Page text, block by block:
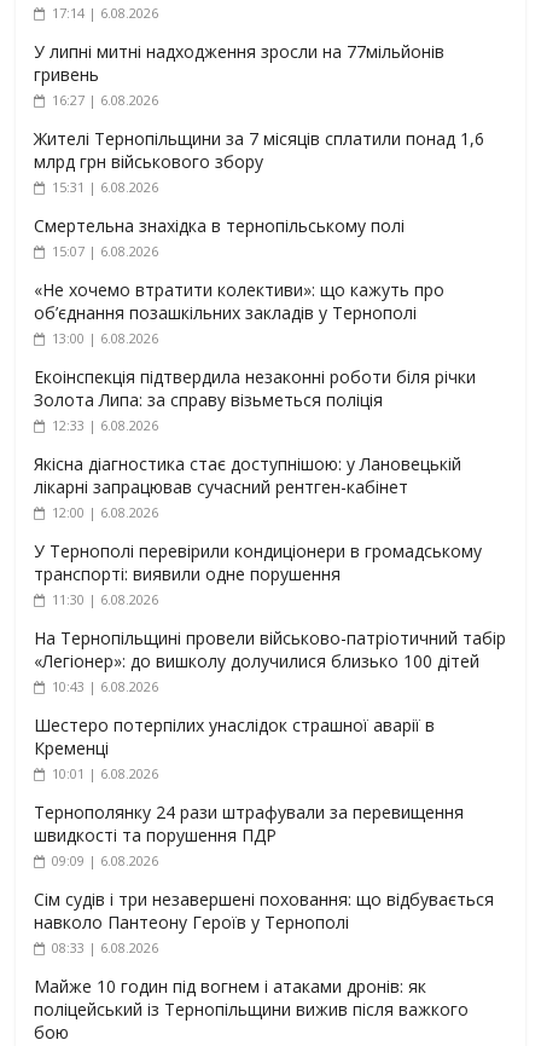
17:14 | 6.08.2026
У липні митні надходження зросли на 77мільйонів
гривень
16:27 | 6.08.2026
Жителі Тернопільщини за 7 місяців сплатили понад 1,6
млрд грн військового збору
15:31 | 6.08.2026
Смертельна знахідка в тернопільському полі
15:07 | 6.08.2026
«Не хочемо втратити колективи»: що кажуть про
об’єднання позашкільних закладів у Тернополі
13:00 | 6.08.2026
Екоінспекція підтвердила незаконні роботи біля річки
Золота Липа: за справу візьметься поліція
12:33 | 6.08.2026
Якісна діагностика стає доступнішою: у Лановецькій
лікарні запрацював сучасний рентген-кабінет
12:00 | 6.08.2026
У Тернополі перевірили кондиціонери в громадському
транспорті: виявили одне порушення
11:30 | 6.08.2026
На Тернопільщині провели військово-патріотичний табір
«Легіонер»: до вишколу долучилися близько 100 дітей
10:43 | 6.08.2026
Шестеро потерпілих унаслідок страшної аварії в
Кременці
10:01 | 6.08.2026
Тернополянку 24 рази штрафували за перевищення
швидкості та порушення ПДР
09:09 | 6.08.2026
Сім судів і три незавершені поховання: що відбувається
навколо Пантеону Героїв у Тернополі
08:33 | 6.08.2026
Майже 10 годин під вогнем і атаками дронів: як
поліцейський із Тернопільщини вижив після важкого
бою